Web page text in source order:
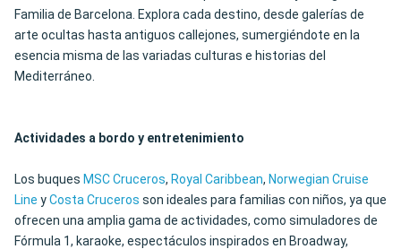
Familia de Barcelona. Explora cada destino, desde galerías de
arte ocultas hasta antiguos callejones, sumergiéndote en la
esencia misma de las variadas culturas e historias del
Mediterráneo.
Actividades a bordo y entretenimiento
Los buques MSC Cruceros, Royal Caribbean, Norwegian Cruise
Line yCosta Cruceros son ideales para familias con niños, ya que
ofrecen una amplia gama de actividades, como simuladores de
Fórmula 1, karaoke, espectáculos inspirados en Broadway,